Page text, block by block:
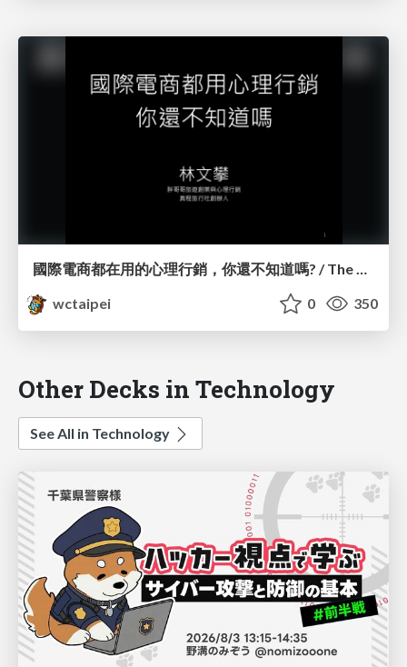
國際電商都在用的心理行銷，你還不知道嗎? / The Psychology Behind eCommerce_林文攀 / Peter Lin
wctaipei
0 350
Other Decks in Technology
See All in Technology